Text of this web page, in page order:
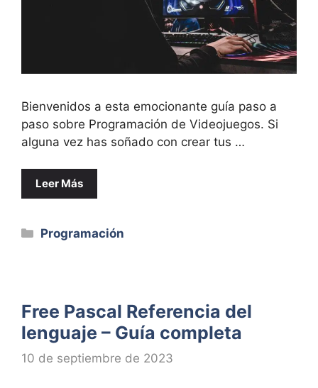
Bienvenidos a esta emocionante guía paso a
paso sobre Programación de Videojuegos. Si
alguna vez has soñado con crear tus …
Leer Más
Categorías
Programación
Free Pascal Referencia del
lenguaje – Guía completa
10 de septiembre de 2023